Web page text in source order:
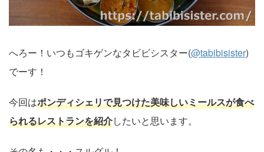
へろー！いつもゴキゲンなタビビシスター(@tabibisister)
でーす！
今回はポンディシェリで見つけた美味しいミールスが食べ
られるレストランを紹介したいと思います。